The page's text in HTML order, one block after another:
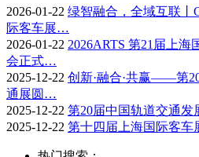
2026-01-22 绿智融合，全域互联丨
际客车展…
2026-01-22 2026ARTS 第21届上
会正式…
2025-12-22 创新·融合·共赢——第
通展圆…
2025-12-22 第20届中国轨道交通发
2025-12-22 第十四届上海国际客车